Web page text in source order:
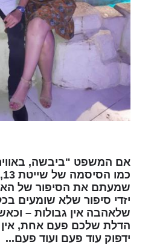
אם המשפט "ביבשה,
שמעתם את הסיפור של
יזדי סיפור שלא שומעים
שלאהבה אין גבולות –
הדלת שלכם פעם אחת,
ידפוק עוד פעם ועוד פעם...